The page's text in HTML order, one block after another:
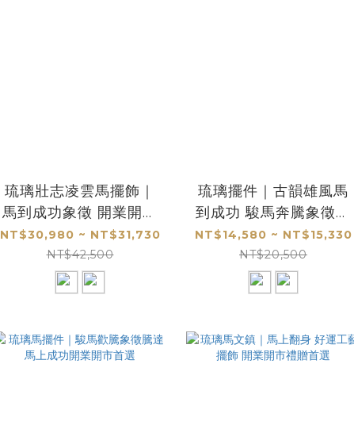
琉璃壯志凌雲馬擺飾｜
馬到成功象徵 開業開市
辦公室首選工藝品
NT$30,980 ~ NT$31,730
NT$42,500
琉璃擺件｜古韻雄風馬
到成功 駿馬奔騰象徵事
業勝利與榮耀
NT$14,580 ~ NT$15,330
NT$20,500